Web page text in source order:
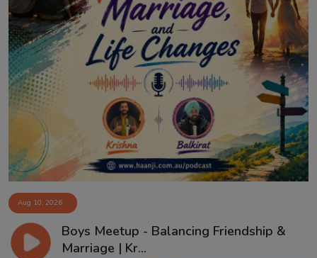
Aug 10, 2026
Boys Meetup - Balancing Friendship &
Marriage | Kr...